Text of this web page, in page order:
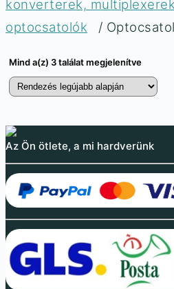
konverterek,
optocsatolók
/
Mind a(z) 3 találat megjelenítve
különálló DIP-4
57Ft
(ÁFA nélkül 45Ft)
Az optocsatoló a jelek
galvanikus leválasztására
szolgál
Az Ön ötlete, a mi hardverünk